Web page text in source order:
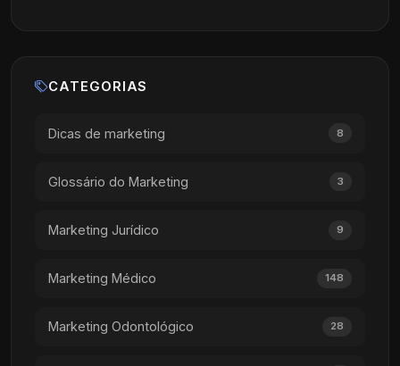
CATEGORIAS
Dicas de marketing 8
Glossário do Marketing 3
Marketing Jurídico 9
Marketing Médico 148
Marketing Odontológico 28